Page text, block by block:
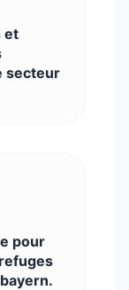
et
secteur
pour